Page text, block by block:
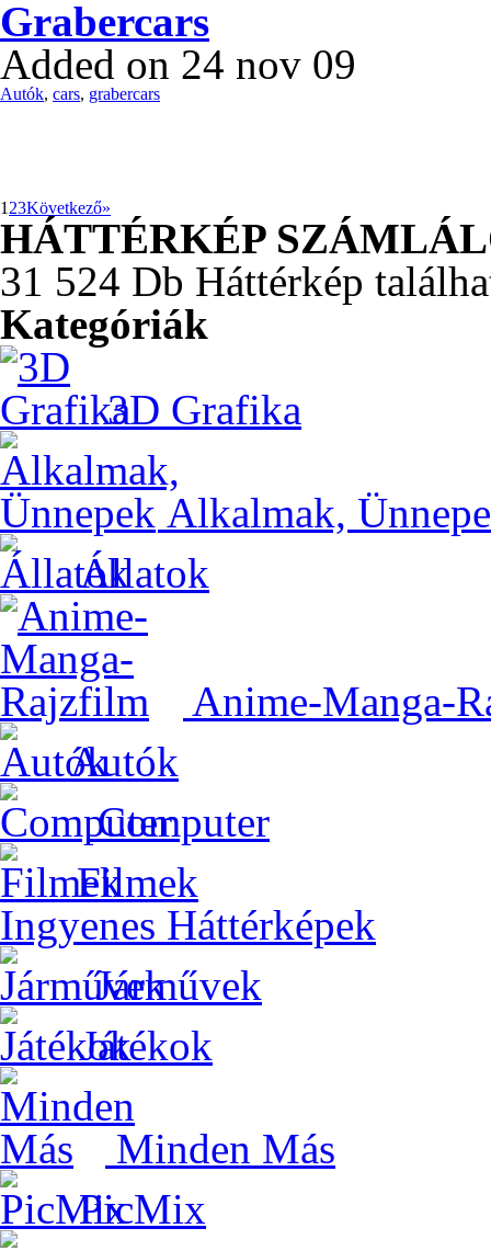
Grabercars
Added on 24 nov 09
Autók, cars, grabercars
1 23Következő»
HÁTTÉRKÉP
31 524 Db Háttérkép
Kategóriák
3D Grafika
Alkalmak,
Állatok
Anime-Manga-
Autók
Computer
Filmek
Ingyenes Háttérképek
Járművek
Játékok
Minden Más
PicMix